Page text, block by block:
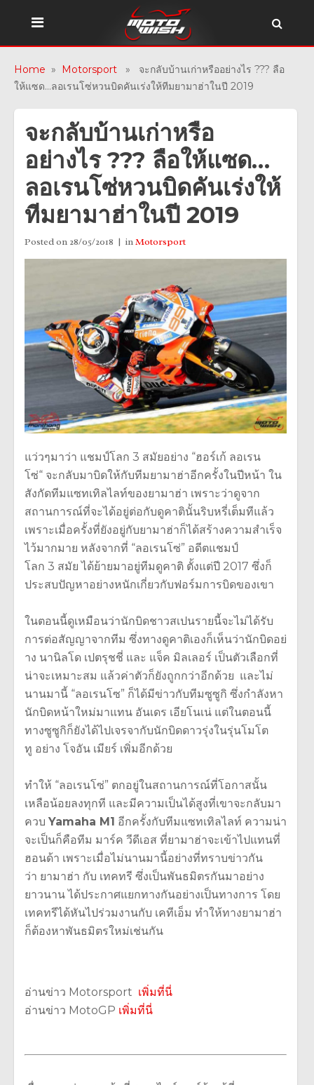
Home » Motorsport » จะกลับบ้านเก่าหรืออย่างไร ??? ลือ
ให้แซด…ลอเรนโซ่หวนบิดคันเร่งให้ทีมยามาฮ่าในปี 2019
จะกลับบ้านเก่าหรือ
อย่างไร ??? ลือให้แซด…
ลอเรนโซ่หวนบิดคันเร่งให้
ทีมยามาฮ่าในปี 2019
Posted on 28/05/2018 inMotorsport
แว่วๆมาว่า แชมป์โลก 3 สมัยอย่าง “ฮอร์เก้ ลอเรน
โซ่“ จะกลับมาบิดให้กับทีมยามาฮ่าอีกครั้งในปีหน้า ใน
สังกัดทีมแซทเทิลไลท์ของยามาฮ่า เพราะว่าดูจาก
สถานการณ์ที่จะได้อยู่ต่อกับดูคาตินั้นริบหรี่เต็มทีแล้ว
เพราะเมื่อครั้งที่ยังอยู่กับยามาฮ่าก็ได้สร้างความสำเร็จ
ไว้มากมาย หลังจากที่ “ลอเรนโซ่” อดีตแชมป์
โลก 3 สมัย ได้ย้ายมาอยู่ทีมดูคาติ ตั้งแต่ปี 2017 ซึ่งก็
ประสบปัญหาอย่างหนักเกี่ยวกับฟอร์มการบิดของเขา
ในตอนนี้ดูเหมือนว่านักบิดชาวสเปนรายนี้จะไม่ได้รับ
การต่อสัญญาจากทีม ซึ่งทางดูคาติเองก็เห็นว่านักบิดอย่
าง นานิลโด เปตรุชชี่ และ แจ็ค มิลเลอร์ เป็นตัวเลือกที่
น่าจะเหมาะสม แล้วค่าตัวก็ยังถูกกว่าอีกด้วย และไม่
นานมานี้ “ลอเรนโซ” ก็ได้มีข่าวกับทีมซูซูกิ ซึ่งกำลังหา
นักบิดหน้าใหม่มาแทน อันเดร เอียโนเน่ แต่ในตอนนี้
ทางซูซูกิก็ยังได้ไปเจรจากับนักบิดดาวรุ่งในรุ่นโมโต
ทู อย่าง โจอัน เมียร์ เพิ่มอีกด้วย
ทำให้ “ลอเรนโซ่” ตกอยู่ในสถานการณ์ที่โอกาสนั้น
เหลือน้อยลงทุกที และมีความเป็นได้สูงที่เขาจะกลับมา
ควบ Yamaha M1 อีกครั้งกับทีมแซทเทิลไลท์ ความน่า
จะเป็นก็คือทีม มาร์ค วีดีเอส ที่ยามาฮ่าจะเข้าไปแทนที่
ฮอนด้า เพราะเมื่อไม่นานมานี้อย่างที่ทราบข่าวกัน
ว่า ยามาฮ่า กับ เทคทรี ซึ่งเป็นพันธมิตรกันมาอย่าง
ยาวนาน ได้ประกาศแยกทางกันอย่างเป็นทางการ โดย
เทคทรีได้หันไปร่วมงานกับ เคทีเอ็ม ทำให้ทางยามาฮ่า
ก็ต้องหาพันธมิตรใหม่เช่นกัน
อ่านข่าว Motorsport เพิ่มที่นี่
อ่านข่าว MotoGP เพิ่มที่นี่